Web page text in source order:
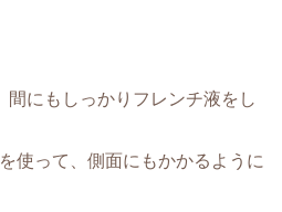
間にもしっかりフレンチ液をし
使って、側面にもかかるように